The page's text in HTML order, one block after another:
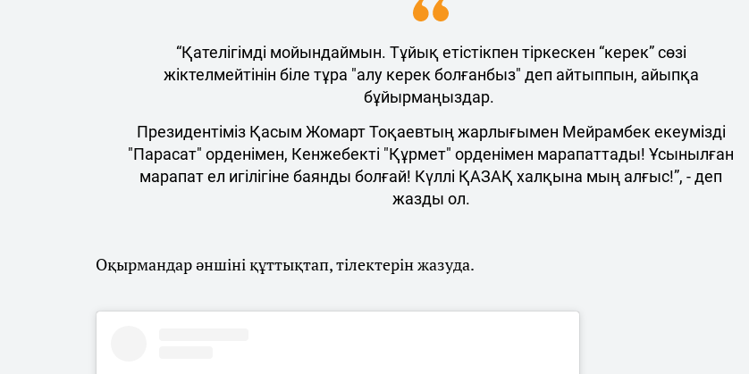
“Қателігімді мойындаймын. Тұйық етістікпен тіркескен “керек” сөзі
жіктелмейтінін біле тұра "алу керек болғанбыз" деп айтыппын, айыпқа
бұйырмаңыздар.
Президентіміз Қасым Жомарт Тоқаевтың жарлығымен Мейрамбек екеумізді
"Парасат" орденімен, Кенжебекті "Құрмет" орденімен марапаттады! Ұсынылған
марапат ел игілігіне баянды болғай! Күллі ҚАЗАҚ халқына мың алғыс!”, - деп
жазды ол.
Оқырмандар әншіні құттықтап, тілектерін жазуда.